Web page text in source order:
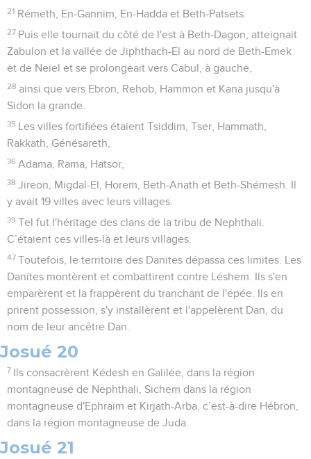
21 Rémeth, En-Gannim, En-Hadda et Beth-Patsets.
27 Puis elle tournait du côté de l'est à Beth-Dagon, atteignait
Zabulon et la vallée de Jiphthach-El au nord de Beth-Emek
et de Neïel et se prolongeait vers Cabul, à gauche,
28 ainsi que vers Ebron, Rehob, Hammon et Kana jusqu'à
Sidon la grande.
35
Les villes fortifiées étaient Tsiddim, Tser, Hammath,
Rakkath, Génésareth,
36 Adama, Rama, Hatsor,
38 Jireon, Migdal-El, Horem, Beth-Anath et Beth-Shémesh. Il
y avait 19 villes avec leurs villages.
39 Tel fut l'héritage des clans de la tribu de Nephthali.
C’étaient ces villes-là et leurs villages.
47 Toutefois, le territoire des Danites dépassa ces limites. Les
Danites montèrent et combattirent contre Léshem. Ils s'en
emparèrent et la frappèrent du tranchant de l'épée. Ils en
prirent possession, s'y installèrent et l'appelèrent Dan, du
nom de leur ancêtre Dan.
Josué 20
7
Ils consacrèrent Kédesh en Galilée, dans la région
montagneuse de Nephthali, Sichem dans la région
montagneuse d'Ephraïm et Kirjath-Arba, c’est-à-dire Hébron,
dans la région montagneuse de Juda.
Josué 21